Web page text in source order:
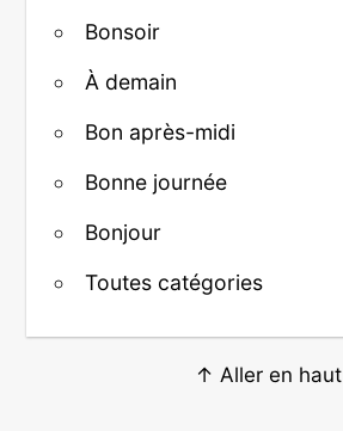
Bonsoir
À demain
Bon après-midi
Bonne journée
Bonjour
Toutes catégories
↑ Aller en haut